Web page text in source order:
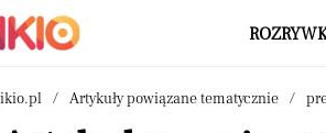
Artykuły powiązane tematycznie